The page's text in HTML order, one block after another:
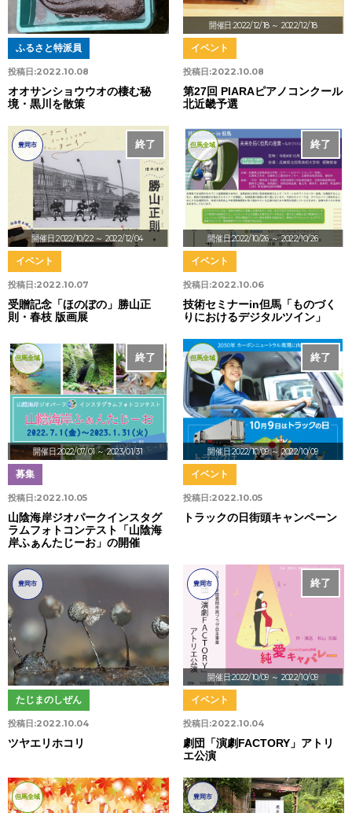
投稿日:2022.10.08
ふるさと特派員
オオサンショウウオの棲む秘
境・黒川を散策
開催日:2022/12/18 ～ 2022/12/18
投稿日:2022.10.08
イベント
第27回 PIARAピアノコンクール
北近畿予選
開催日:2022/10/22 ～ 2022/12/04
終了
豊岡市
投稿日:2022.10.07
イベント
受贈記念「ほのぼの」勝山正
則・春枝 版画展
開催日:2022/10/26～ 2022/10/26
終了
但馬全域
投稿日:2022.10.06
イベント
技術セミナーin但馬「ものづく
りにおけるデジタルツイン」
開催日:2022/07/01～ 2023/01/31
終了
但馬全域
投稿日:2022.10.05
募集
山陰海岸ジオパークインスタグ
ラムフォトコンテスト「山陰海
岸ふぁんたじーお」の開催
開催日:2022/10/09 ～ 2022/10/09
終了
但馬全域
投稿日:2022.10.05
イベント
トラックの日街頭キャンペーン
豊岡市
投稿日:2022.10.04
たじまのしぜん
ツヤエリホコリ
開催日:2022/10/09 ～ 2022/10/09
終了
豊岡市
投稿日:2022.10.04
イベント
劇団「演劇FACTORY」アトリ
エ公演
但馬全域 豊岡市